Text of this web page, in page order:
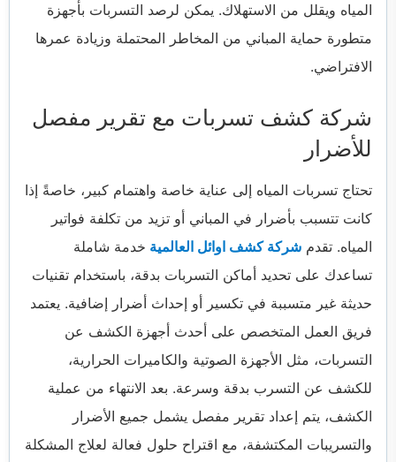
المياه ويقلل من الاستهلاك. يمكن لرصد التسربات بأجهزة
متطورة حماية المباني من المخاطر المحتملة وزيادة عمرها
الافتراضي.
شركة كشف تسربات مع تقرير مفصل
للأضرار
تحتاج تسربات المياه إلى عناية خاصة واهتمام كبير، خاصةً إذا
كانت تتسبب بأضرار في المباني أو تزيد من تكلفة فواتير
المياه. تقدم شركة كشف اوائل العالمية خدمة شاملة
تساعدك على تحديد أماكن التسربات بدقة، باستخدام تقنيات
حديثة غير متسببة في تكسير أو إحداث أضرار إضافية. يعتمد
فريق العمل المتخصص على أحدث أجهزة الكشف عن
التسربات، مثل الأجهزة الصوتية والكاميرات الحرارية،
للكشف عن التسرب بدقة وسرعة. بعد الانتهاء من عملية
الكشف، يتم إعداد تقرير مفصل يشمل جميع الأضرار
والتسريبات المكتشفة، مع اقتراح حلول فعالة لعلاج المشكلة